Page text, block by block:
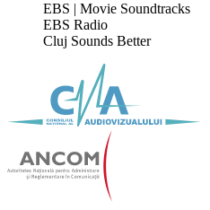
EBS | Movie Soundtracks
EBS Radio
Cluj Sounds Better